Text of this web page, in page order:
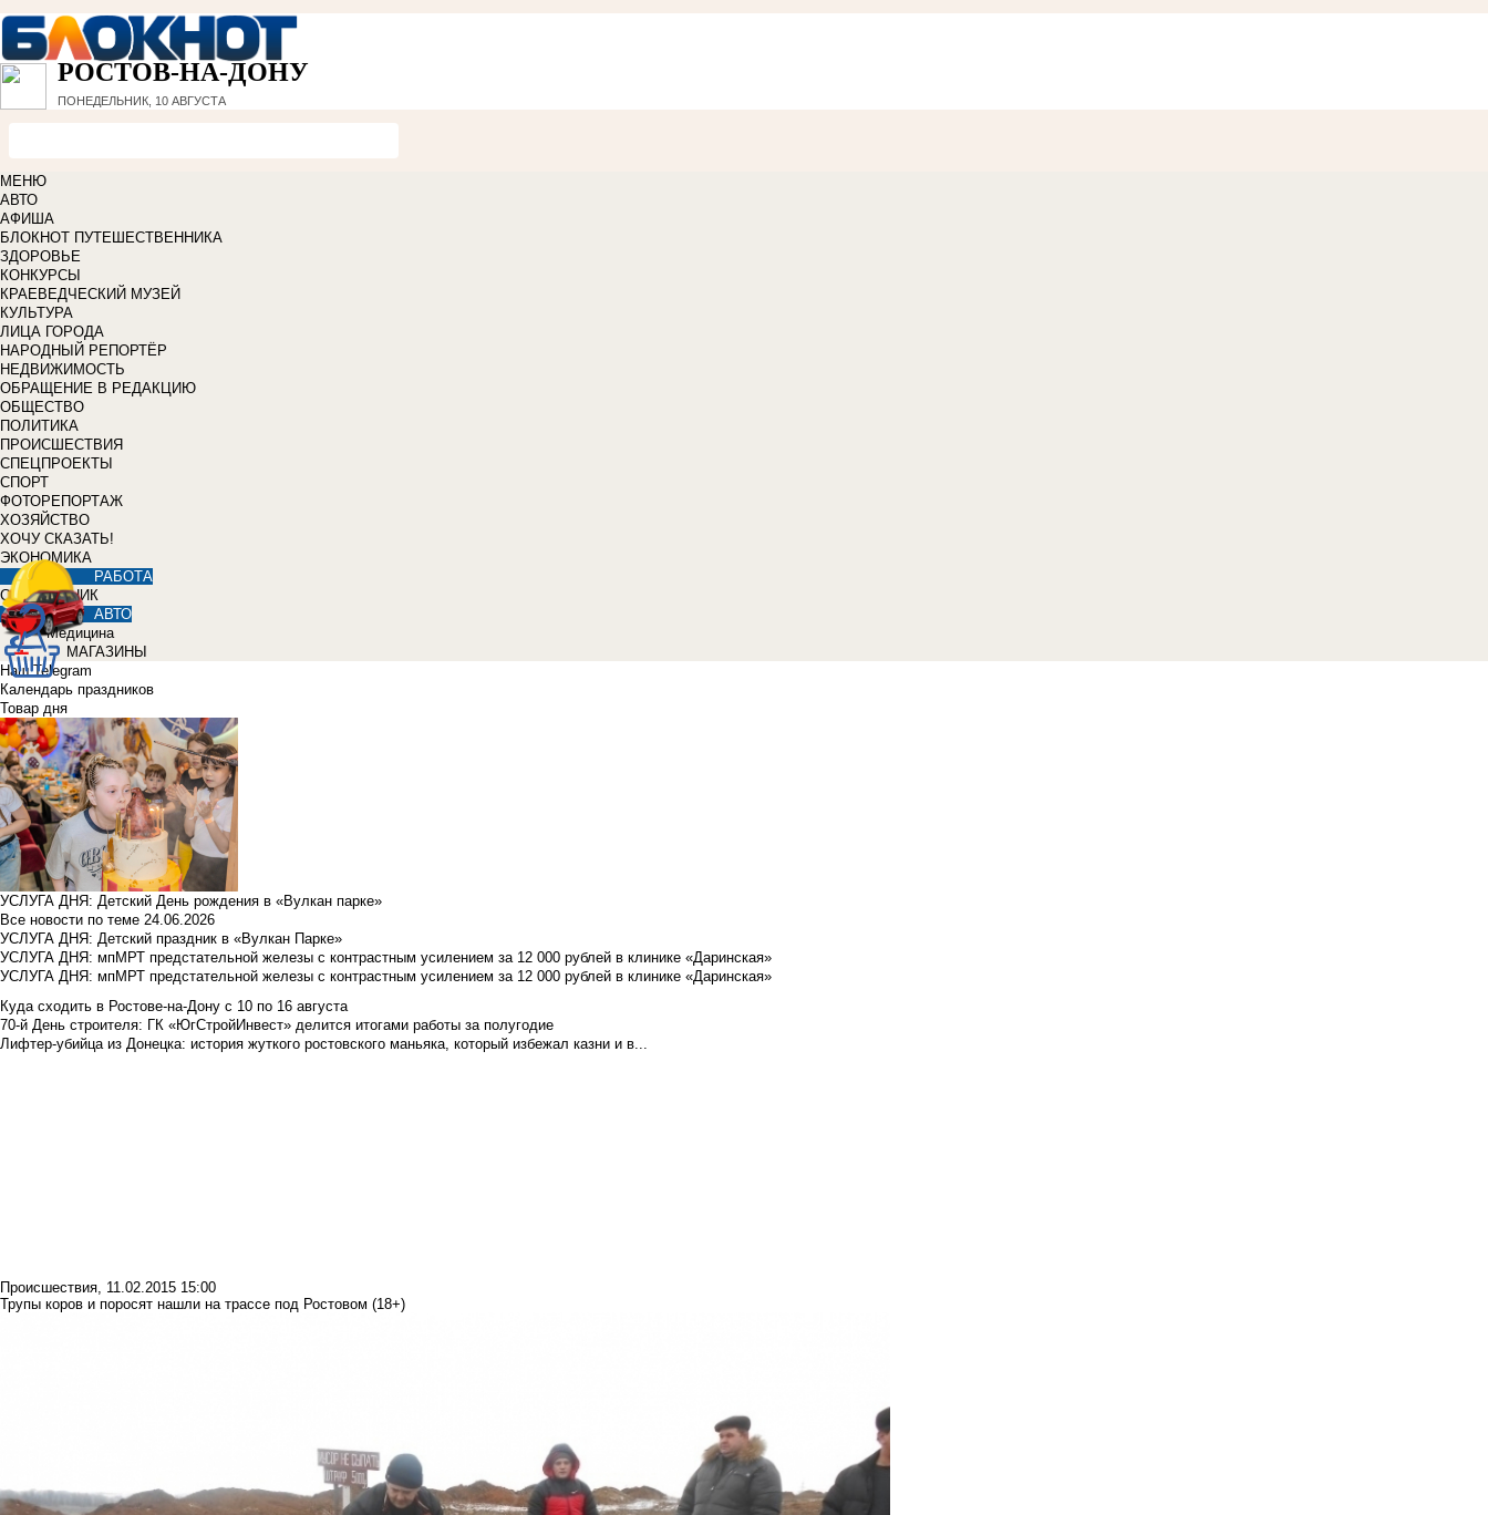
РОСТОВ-НА-ДОНУ
ПОНЕДЕЛЬНИК, 10 АВГУСТА
МЕНЮ
АВТО
АФИША
БЛОКНОТ ПУТЕШЕСТВЕННИКА
ЗДОРОВЬЕ
КОНКУРСЫ
КРАЕВЕДЧЕСКИЙ МУЗЕЙ
КУЛЬТУРА
ЛИЦА ГОРОДА
НАРОДНЫЙ РЕПОРТЁР
НЕДВИЖИМОСТЬ
ОБРАЩЕНИЕ В РЕДАКЦИЮ
ОБЩЕСТВО
ПОЛИТИКА
ПРОИСШЕСТВИЯ
СПЕЦПРОЕКТЫ
СПОРТ
ФОТОРЕПОРТАЖ
ХОЗЯЙСТВО
ХОЧУ СКАЗАТЬ!
ЭКОНОМИКА
РАБОТА
СПРАВОЧНИК
АВТО
Медицина
МАГАЗИНЫ
Наш Telegram
Календарь праздников
Товар дня
УСЛУГА ДНЯ: Детский День рождения в «Вулкан парке»
Все новости по теме 24.06.2026
УСЛУГА ДНЯ: Детский праздник в «Вулкан Парке»
УСЛУГА ДНЯ: мпМРТ предстательной железы с контрастным усилением за 12 000 рублей в клинике «Даринская»
УСЛУГА ДНЯ: мпМРТ предстательной железы с контрастным усилением за 12 000 рублей в клинике «Даринская»
Куда сходить в Ростове-на-Дону с 10 по 16 августа
70-й День строителя: ГК «ЮгСтройИнвест» делится итогами работы за полугодие
Лифтер-убийца из Донецка: история жуткого ростовского маньяка, который избежал казни и в...
Происшествия, 11.02.2015 15:00
Трупы коров и поросят нашли на трассе под Ростовом (18+)